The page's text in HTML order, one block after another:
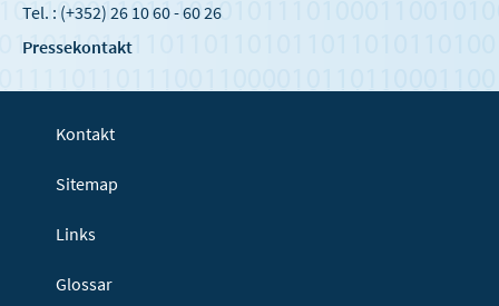
Tel. : (+352) 26 10 60 - 60 26
Pressekontakt
Kontakt
Sitemap
Links
Glossar